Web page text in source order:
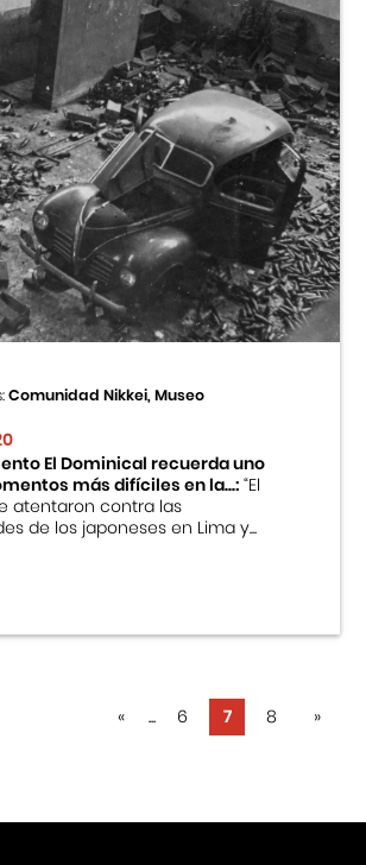
Comunidad Nikkei, Museo
El Dominical recuerda uno
más difíciles en la...:“El
atentaron contra las
de los japoneses en Lima y...
« ... 6 7 8 »